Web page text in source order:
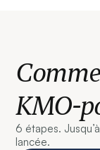
KMO-
6 étapes.
lancée.